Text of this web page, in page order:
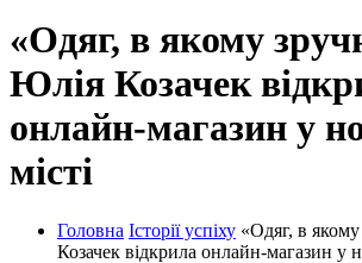
«Одяг, в якому
Юлія Козачек
онлайн-магазин у
місті
Головна Історії успіху «Одяг, в
Козачек відкрила онлайн-магазин у